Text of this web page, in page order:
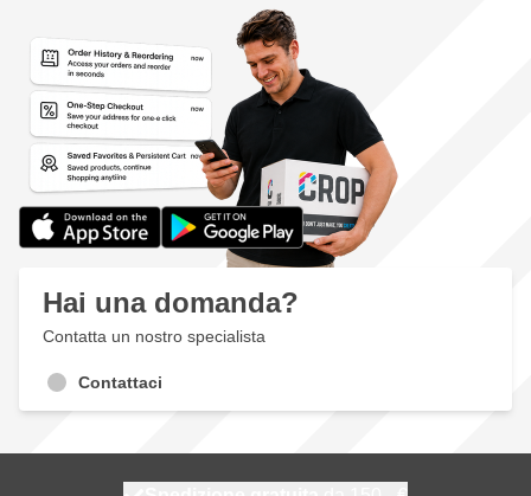
Hai una domanda?
Contatta un nostro specialista
Contattaci